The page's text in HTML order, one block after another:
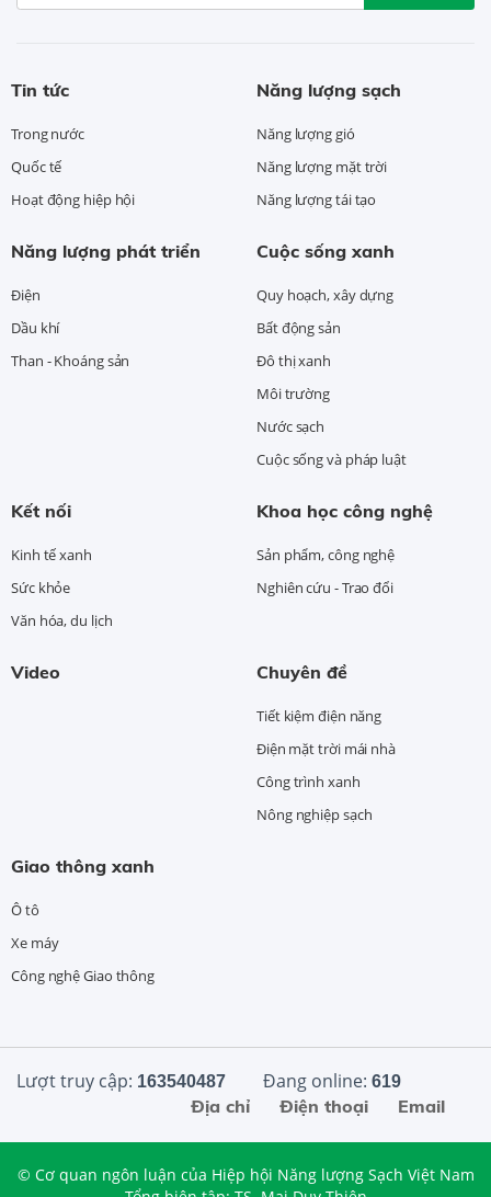
Tin tức
Trong nước
Quốc tế
Hoạt động hiệp hội
Năng lượng sạch
Năng lượng gió
Năng lượng mặt trời
Năng lượng tái tạo
Năng lượng phát triển
Điện
Dầu khí
Than - Khoáng sản
Cuộc sống xanh
Quy hoạch, xây dựng
Bất động sản
Đô thị xanh
Môi trường
Nước sạch
Cuộc sống và pháp luật
Kết nối
Kinh tế xanh
Sức khỏe
Văn hóa, du lịch
Khoa học công nghệ
Sản phẩm, công nghệ
Nghiên cứu - Trao đổi
Video Chuyên đề
Tiết kiệm điện năng
Điện mặt trời mái nhà
Công trình xanh
Nông nghiệp sạch
Giao thông xanh
Ô tô
Xe máy
Công nghệ Giao thông
Lượt truy cập: 163540487 Đang online: 619
Email
Điện thoại
Địa chỉ
© Cơ quan ngôn luận của Hiệp hội Năng lượng Sạch Việt Nam